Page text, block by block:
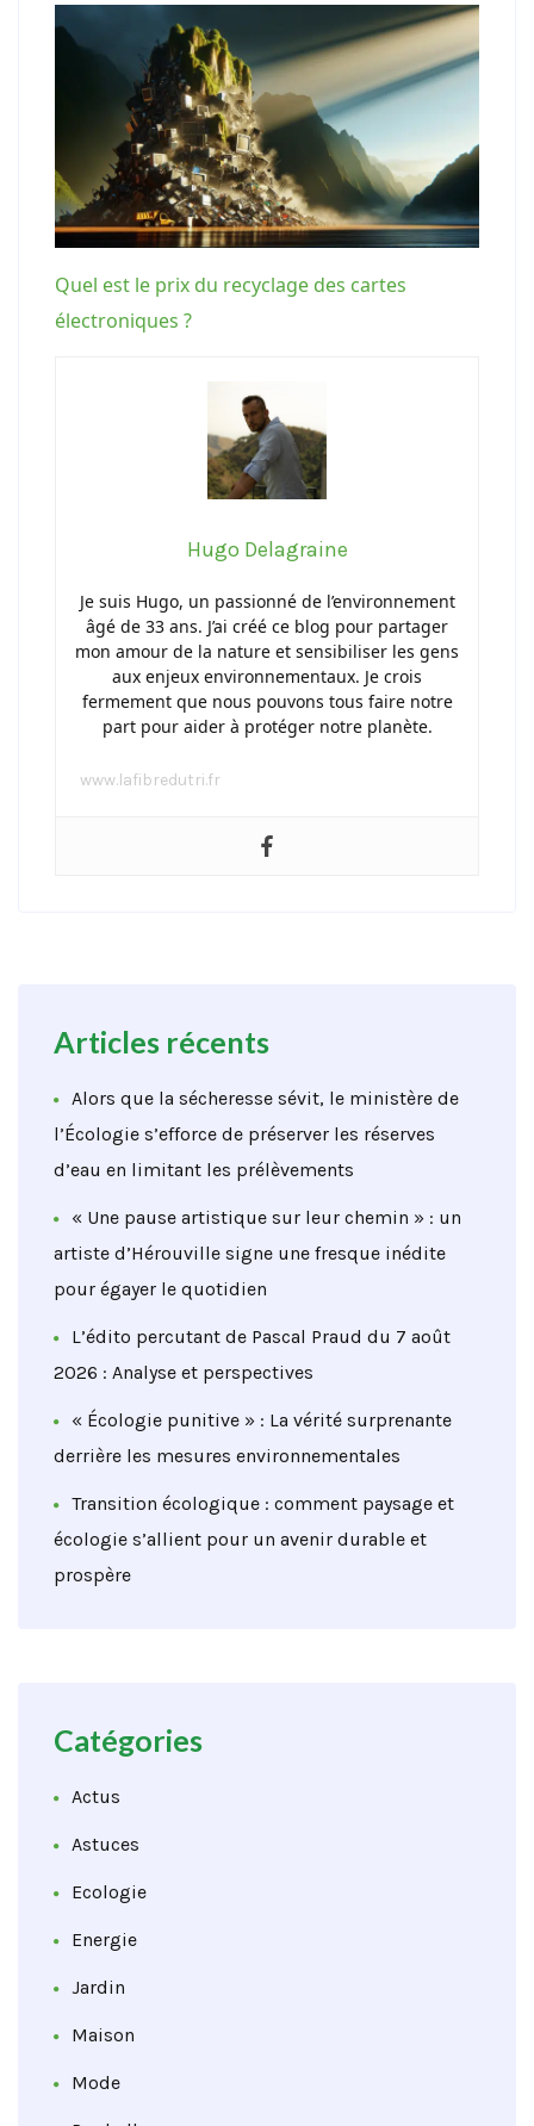
Quel est le prix du recyclage des cartes
électroniques ?
Hugo Delagraine
Je suis Hugo, un passionné de l’environnement
âgé de 33 ans. J’ai créé ce blog pour partager
mon amour de la nature et sensibiliser les gens
aux enjeux environnementaux. Je crois
fermement que nous pouvons tous faire notre
part pour aider à protéger notre planète.
www.lafibredutri.fr
Articles récents
Alors que la sécheresse sévit, le ministère de
l’Écologie s’efforce de préserver les réserves
d’eau en limitant les prélèvements
« Une pause artistique sur leur chemin » : un
artiste d’Hérouville signe une fresque inédite
pour égayer le quotidien
L’édito percutant de Pascal Praud du 7 août
2026 : Analyse et perspectives
« Écologie punitive » : La vérité surprenante
derrière les mesures environnementales
Transition écologique : comment paysage et
écologie s’allient pour un avenir durable et
prospère
Catégories
Actus
Astuces
Ecologie
Energie
Jardin
Maison
Mode